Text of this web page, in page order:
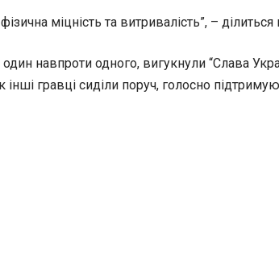
міцність та витривалість”, –
навпроти одного, вигукнули “Слава
гравці сиділи поруч, голосно